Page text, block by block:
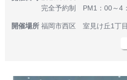
完全予約制 PM1：00～4
開催場所 福岡市西区 室見け丘1丁目